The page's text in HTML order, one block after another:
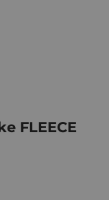
FLEECE